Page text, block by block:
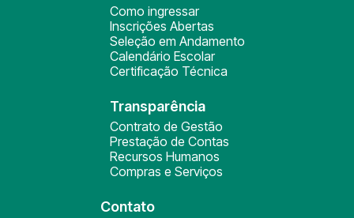
Como ingressar
Inscrições Abertas
Seleção em Andamento
Calendário Escolar
Certificação Técnica
Transparência
Contrato de Gestão
Prestação de Contas
Recursos Humanos
Compras e Serviços
Contato